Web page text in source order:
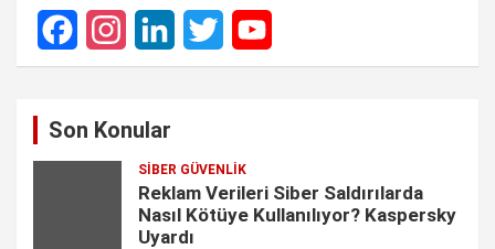
F
I
L
k
e
T
t
t
Y
T
u
Son Konular
SIBER GÜVENLIK
Reklam Verileri Siber Saldırılarda
Nasıl Kötüye Kullanılıyor? Kaspersky
Uyardı